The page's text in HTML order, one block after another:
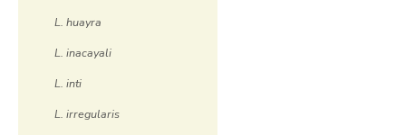
L. huayra
L. inacayali
L. inti
L. irregularis